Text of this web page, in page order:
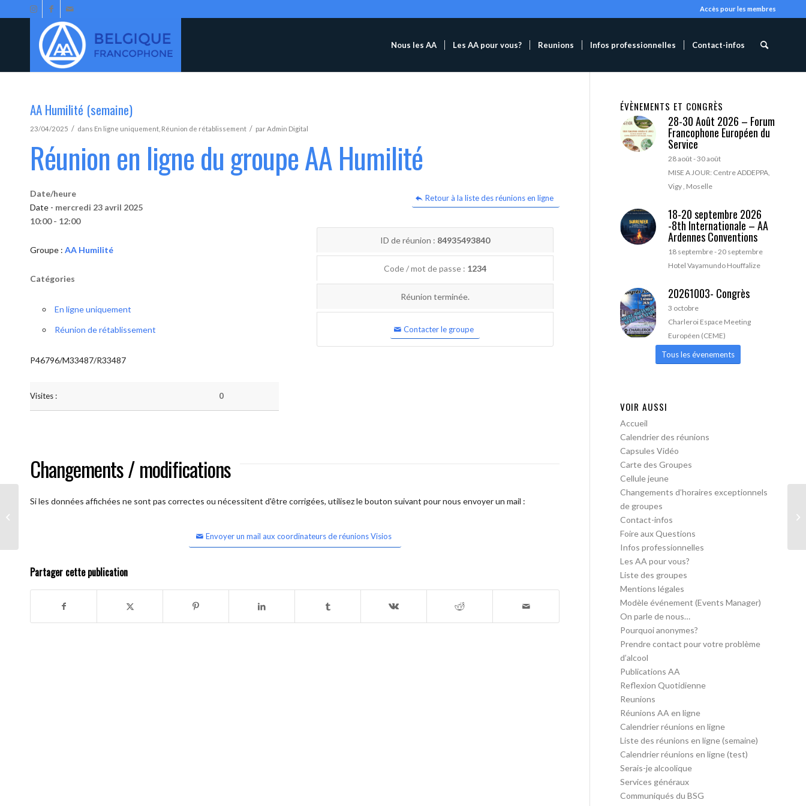
Accès pour les membres
Nous les AA Les AA pour vous? Reunions Infos professionnelles Contact-infos
AA Humilité (semaine)
23/04/2025 / dans En ligne uniquement Réunion de rétablissement / parAdmin Digital
Réunion en ligne du groupe AA Humilité
Retour à la liste des réunions en ligne
Date/heure
Date - mercredi 23 avril 2025
10:00 - 12:00
Groupe : AA Humilité
Catégories
En ligne uniquement
Réunion de rétablissement
P46796/M33487/R33487
Visites : 0
ID de réunion : 84935493840
Code / mot de passe : 1234
Réunion terminée.
Contacter le groupe
Changements / modifications
Si les données affichées ne sont pas correctes ou nécessitent d'être corrigées, utilisez le bouton suivant pour nous envoyer un mail :
Envoyer un mail aux coordinateurs de réunions Visios
Partager cette publication
ÉVÈNEMENTS ET CONGRÈS
28-30 Août 2026 – Forum
Francophone Européen du
Service
28 août-30 août
MISE A JOUR: Centre ADDEPPA,
Vigy , Moselle
18-20 septembre 2026
-8th Internationale – AA
Ardennes Conventions
18 septembre-20 septembre
Hotel Vayamundo Houffalize
20261003- Congrès
3 octobre
Charleroi Espace Meeting
Européen (CEME)
Tous les évenements
VOIR AUSSI
Accueil
Calendrier des réunions
Capsules Vidéo
Carte des Groupes
Cellule jeune
Changements d’horaires exceptionnels
de groupes
Contact-infos
Foire aux Questions
Infos professionnelles
Les AA pour vous?
Liste des groupes
Mentions légales
Modèle événement (Events Manager)
On parle de nous…
Pourquoi anonymes?
Prendre contact pour votre problème
d’alcool
Publications AA
Reflexion Quotidienne
Reunions
Réunions AA en ligne
Calendrier réunions en ligne
Liste des réunions en ligne (semaine)
Calendrier réunions en ligne (test)
Serais-je alcoolique
Services généraux
Communiqués du BSG